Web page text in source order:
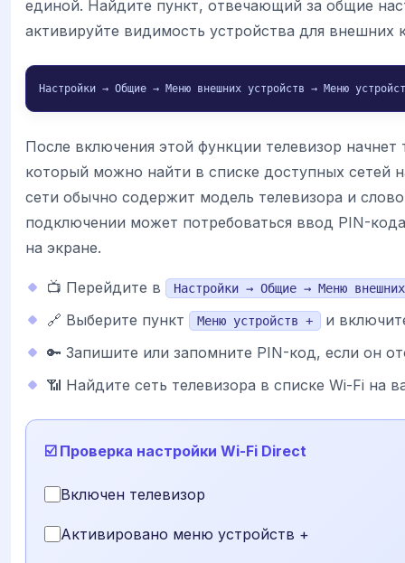
единой. Найдите пункт, отвечающий за общие
активируйте видимость устройства для внешних
Настройки → Общие → Меню внешних устройств → Меню
После включения этой функции телевизор начнет
который можно найти в списке доступных сетей
сети обычно содержит модель телевизора и
подключении может потребоваться ввод PIN-
на экране.
📺 Перейдите в Настройки → Общие → Меню
🔗 Выберите пункт Меню устройств +
и
🔑 Запишите или запомните PIN-код, если он
📶 Найдите сеть телевизора в списке Wi-Fi на
☑️ Проверка настройки Wi-Fi Direct
Включен телевизор
Активировано меню устройств +